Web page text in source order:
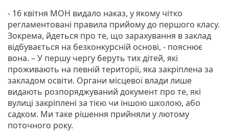
- 16 квітня МОН видало наказ, у якому чітко
регламентовані правила прийому до першого класу.
Зокрема, йдеться про те, що зарахування в заклад
відбувається на безконкурсній основі, - пояснює
вона. – У першу чергу беруть тих дітей, які
проживають на певній території, яка закріплена за
закладом освіти. Органи місцевої влади лише
видають розпоряджуваний документ про те, які
вулиці закріплені за тією чи іншою школою, або
садком. Ми таке рішення прийняли у лютому
поточного року.